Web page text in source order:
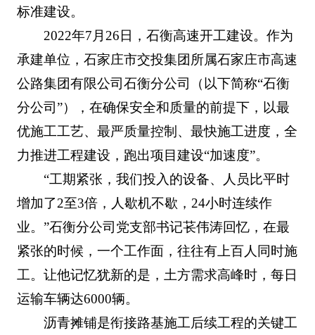
标准建设。
2022年7月26日，石衡高速开工建设。作为
承建单位，石家庄市交投集团所属石家庄市高速
公路集团有限公司石衡分公司（以下简称“石衡
分公司”），在确保安全和质量的前提下，以最
优施工工艺、最严质量控制、最快施工进度，全
力推进工程建设，跑出项目建设“加速度”。
“工期紧张，我们投入的设备、人员比平时
增加了2至3倍，人歇机不歇，24小时连续作
业。”石衡分公司党支部书记苌伟涛回忆，在最
紧张的时候，一个工作面，往往有上百人同时施
工。让他记忆犹新的是，土方需求高峰时，每日
运输车辆达6000辆。
沥青摊铺是衔接路基施工后续工程的关键工